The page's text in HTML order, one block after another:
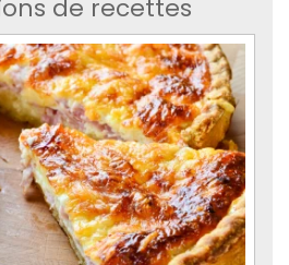
de recettes